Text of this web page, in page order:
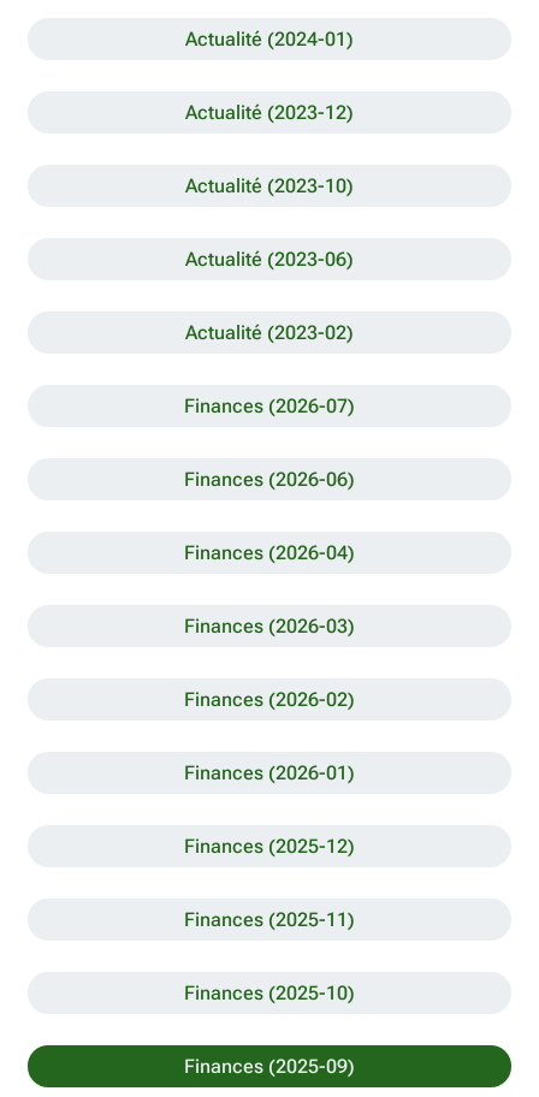
Actualité (2024-01)
Actualité (2023-12)
Actualité (2023-10)
Actualité (2023-06)
Actualité (2023-02)
Finances (2026-07)
Finances (2026-06)
Finances (2026-04)
Finances (2026-03)
Finances (2026-02)
Finances (2026-01)
Finances (2025-12)
Finances (2025-11)
Finances (2025-10)
Finances (2025-09)